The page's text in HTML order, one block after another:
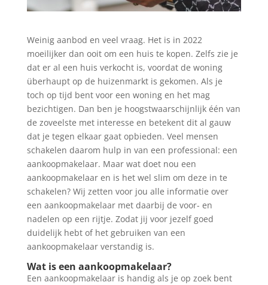
Weinig aanbod en veel vraag. Het is in 2022
moeilijker dan ooit om een huis te kopen. Zelfs zie je
dat er al een huis verkocht is, voordat de woning
überhaupt op de huizenmarkt is gekomen. Als je
toch op tijd bent voor een woning en het mag
bezichtigen. Dan ben je hoogstwaarschijnlijk één van
de zoveelste met interesse en betekent dit al gauw
dat je tegen elkaar gaat opbieden. Veel mensen
schakelen daarom hulp in van een professional: een
aankoopmakelaar. Maar wat doet nou een
aankoopmakelaar en is het wel slim om deze in te
schakelen? Wij zetten voor jou alle informatie over
een aankoopmakelaar met daarbij de voor- en
nadelen op een rijtje. Zodat jij voor jezelf goed
duidelijk hebt of het gebruiken van een
aankoopmakelaar verstandig is.
Wat is een aankoopmakelaar?
Een aankoopmakelaar is handig als je op zoek bent